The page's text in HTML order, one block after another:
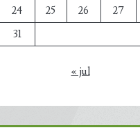
24 25 26 27
31
« jul